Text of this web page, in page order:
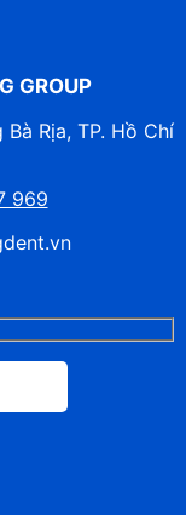
GROUP
Rịa, TP. Hồ Chí
969